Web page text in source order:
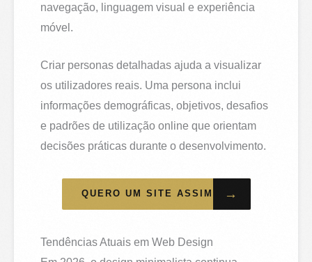
navegação, linguagem visual e experiência
móvel.
Criar personas detalhadas ajuda a visualizar
os utilizadores reais. Uma persona inclui
informações demográficas, objetivos, desafios
e padrões de utilização online que orientam
decisões práticas durante o desenvolvimento.
QUERO UM SITE ASSIM →
Tendências Atuais em Web Design